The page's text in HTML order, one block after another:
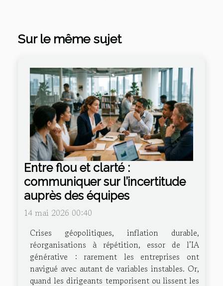
Sur le même sujet
Entre flou et clarté :
communiquer sur l’incertitude
auprès des équipes
14 mai 2026 00:40
Crises géopolitiques, inflation durable,
réorganisations à répétition, essor de l’IA
générative : rarement les entreprises ont
navigué avec autant de variables instables. Or,
quand les dirigeants temporisent ou lissent les